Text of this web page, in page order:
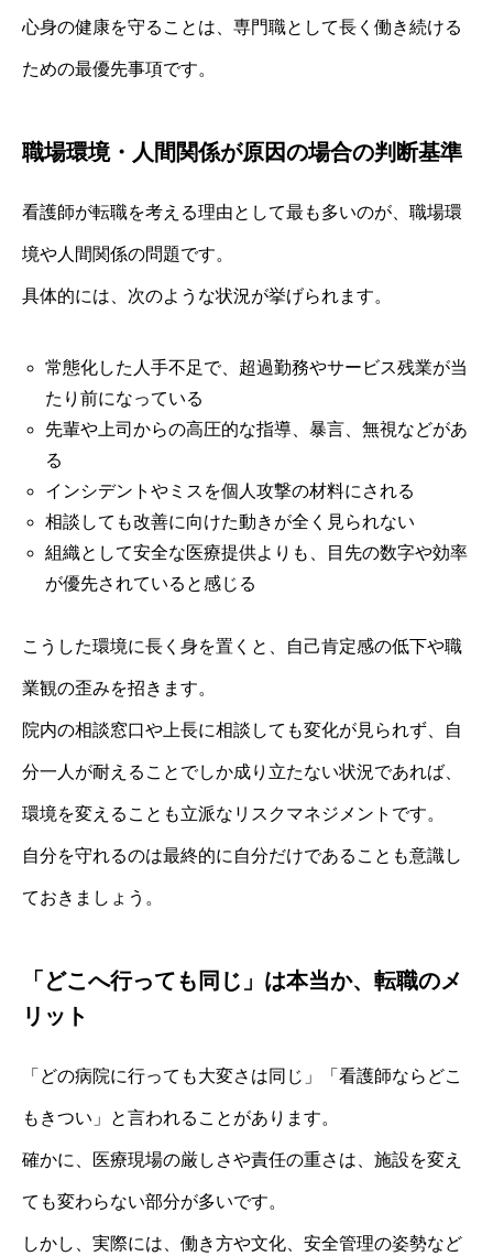
心身の健康を守ることは、専門職として長く働き続ける
ための最優先事項です。
職場環境・人間関係が原因の場合の判断基準
看護師が転職を考える理由として最も多いのが、職場環
境や人間関係の問題です。
具体的には、次のような状況が挙げられます。
常態化した人手不足で、超過勤務やサービス残業が当
たり前になっている
先輩や上司からの高圧的な指導、暴言、無視などがあ
る
インシデントやミスを個人攻撃の材料にされる
相談しても改善に向けた動きが全く見られない
組織として安全な医療提供よりも、目先の数字や効率
が優先されていると感じる
こうした環境に長く身を置くと、自己肯定感の低下や職
業観の歪みを招きます。
院内の相談窓口や上長に相談しても変化が見られず、自
分一人が耐えることでしか成り立たない状況であれば、
環境を変えることも立派なリスクマネジメントです。
自分を守れるのは最終的に自分だけであることも意識し
ておきましょう。
「どこへ行っても同じ」は本当か、転職のメ
リット
「どの病院に行っても大変さは同じ」「看護師ならどこ
もきつい」と言われることがあります。
確かに、医療現場の厳しさや責任の重さは、施設を変え
ても変わらない部分が多いです。
しかし、実際には、働き方や文化、安全管理の姿勢など